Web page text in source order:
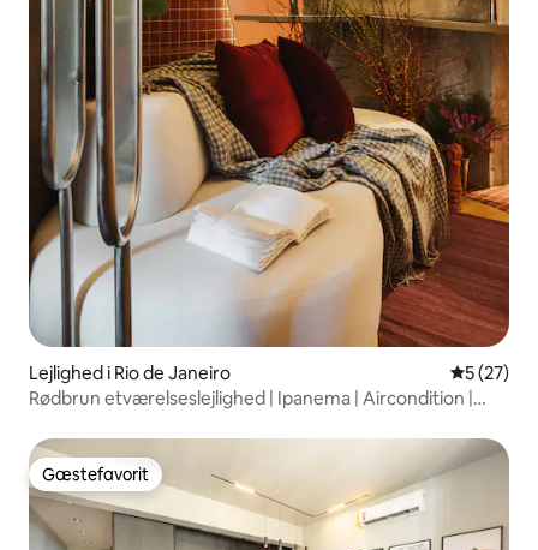
Lejlighed i Rio de Janeiro 5 ud af 5 i
5 (27)
Rødbrun etværelseslejlighed | Ipanema | Aircondition |
Gæstefavorit
Gæstefavorit